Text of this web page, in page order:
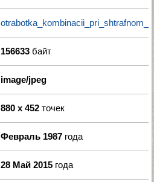
156633 байт
image/jpeg
880 x 452 точек
Февраль 1987 года
28 Май 2015 года